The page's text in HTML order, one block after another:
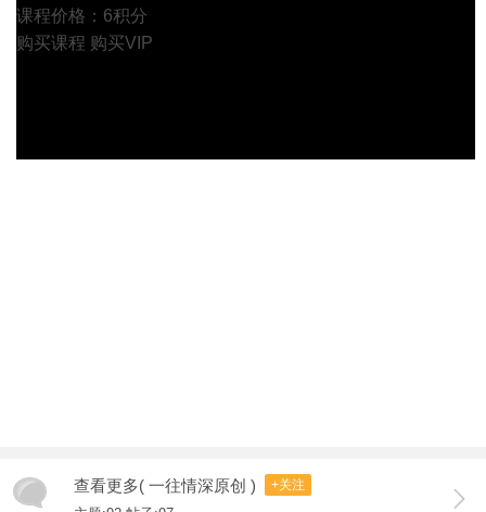
课程价格：6积分
购买课程 购买VIP
查看更多( 一往情深原创 ) +关注